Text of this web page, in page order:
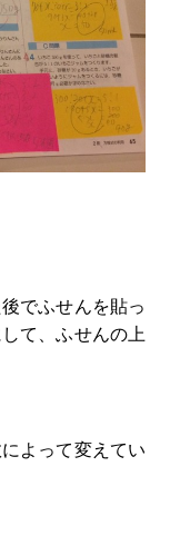
でふせんを貼っ
て、ふせんの上
よって変えてい